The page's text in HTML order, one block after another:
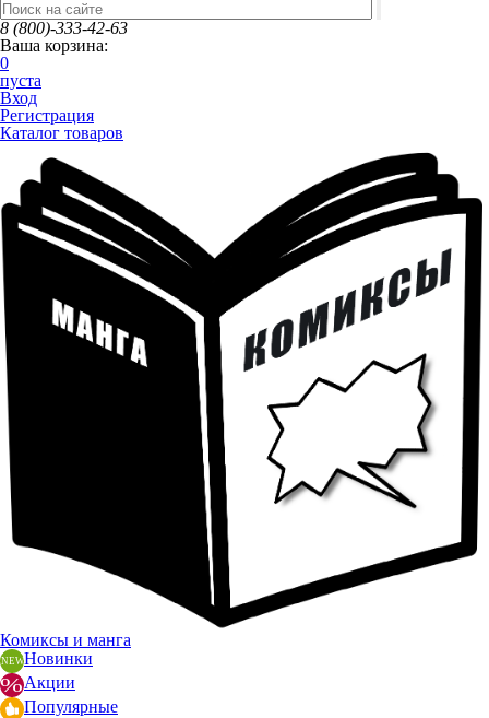
8 (800)-333-42-63
Ваша корзина:
0
пуста
Вход
Регистрация
Каталог товаров
Комиксы и манга
Новинки
Акции
Популярные